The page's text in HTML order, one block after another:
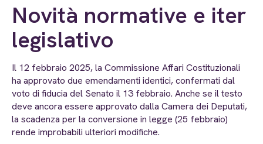
Novità normative e iter
legislativo
Il 12 febbraio 2025, la Commissione Affari Costituzionali
ha approvato due emendamenti identici, confermati dal
voto di fiducia del Senato il 13 febbraio. Anche se il testo
deve ancora essere approvato dalla Camera dei Deputati,
la scadenza per la conversione in legge (25 febbraio)
rende improbabili ulteriori modifiche.